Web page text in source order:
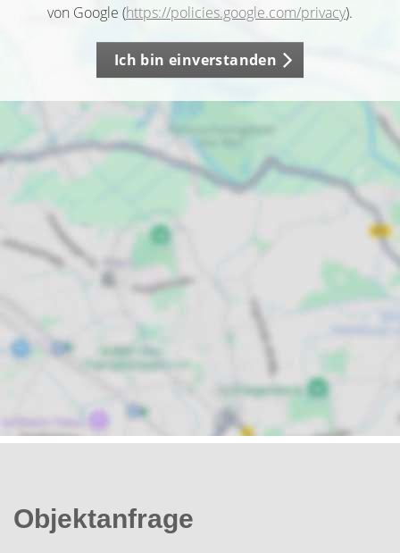
von Google (https://policies.google.com/privacy).
Ich bin einverstanden
Objektanfrage